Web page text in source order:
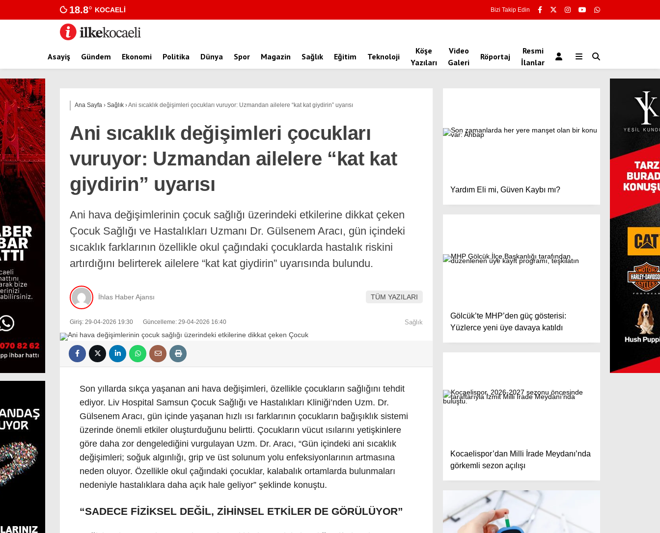
18.8° KOCAELI Bizi Takip Edin
Asayiş Gündem Ekonomi Politika Dünya Spor Magazin Sağlık Eğitim Teknoloji
Köşe
Yazıları
Video
Galeri
Röportaj
Resmi
İlanlar
Ana Sayfa › Sağlık ›Ani sıcaklık değişimleri çocukları vuruyor: Uzmandan ailelere “kat kat giydirin” uyarısı
Ani sıcaklık değişimleri çocukları
vuruyor: Uzmandan ailelere “kat kat
giydirin” uyarısı
Ani hava değişimlerinin çocuk sağlığı üzerindeki etkilerine dikkat çeken
Çocuk Sağlığı ve Hastalıkları Uzmanı Dr. Gülsenem Aracı, gün içindeki
sıcaklık farklarının özellikle okul çağındaki çocuklarda hastalık riskini
artırdığını belirterek ailelere “kat kat giydirin” uyarısında bulundu.
İhlas Haber Ajansı TÜM YAZILARI
Giriş: 29-04-2026 19:30 Güncelleme: 29-04-2026 16:40 Sağlık
Son yıllarda sıkça yaşanan ani hava değişimleri, özellikle çocukların sağlığını tehdit
ediyor. Liv Hospital Samsun Çocuk Sağlığı ve Hastalıkları Kliniği’nden Uzm. Dr.
Gülsenem Aracı, gün içinde yaşanan hızlı ısı farklarının çocukların bağışıklık sistemi
üzerinde önemli etkiler oluşturduğunu belirtti. Çocukların vücut ısılarını yetişkinlere
göre daha zor dengelediğini vurgulayan Uzm. Dr. Aracı, “Gün içindeki ani sıcaklık
değişimleri; soğuk algınlığı, grip ve üst solunum yolu enfeksiyonlarının artmasına
neden oluyor. Özellikle okul çağındaki çocuklar, kalabalık ortamlarda bulunmaları
nedeniyle hastalıklara daha açık hale geliyor” şeklinde konuştu.
“SADECE FİZİKSEL DEĞİL, ZİHİNSEL ETKİLER DE GÖRÜLÜYOR”
Yardım Eli mi, Güven Kaybı mı?
Gölcük’te MHP’den güç gösterisi:
Yüzlerce yeni üye davaya katıldı
Kocaelispor’dan Milli İrade Meydanı’nda
görkemli sezon açılışı